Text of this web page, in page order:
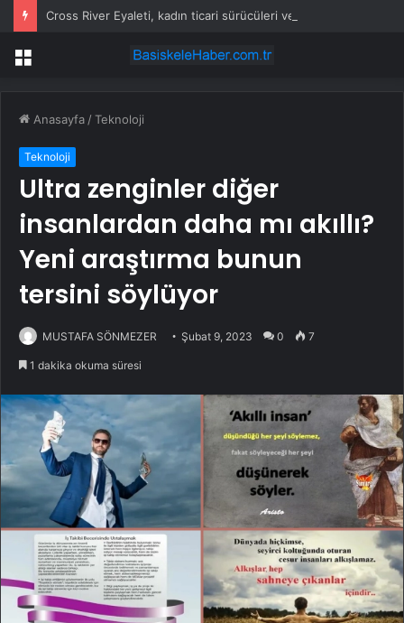
Menü
Anasayfa /Teknoloji
Teknoloji
Ultra zenginler diğer
insanlardan daha mı akıllı?
Yeni araştırma bunun
tersini söylüyor
MUSTAFA SÖNMEZER Şubat 9, 2023 0 7
1 dakika okuma süresi